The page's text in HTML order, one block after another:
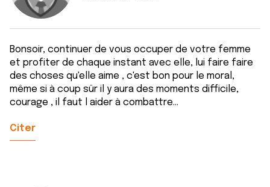
Bonsoir, continuer de vous occuper de votre femme
et profiter de chaque instant avec elle, lui faire faire
des choses qu'elle aime , c'est bon pour le moral,
même si à coup sûr il y aura des moments difficile,
courage , il faut l aider à combattre...
Citer